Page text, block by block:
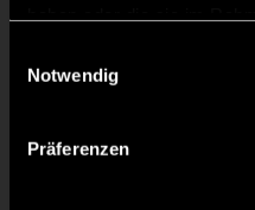
Notwendig
Präferenzen
KURZE ECKE